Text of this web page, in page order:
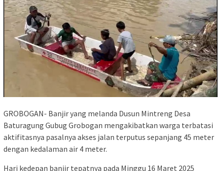
GROBOGAN- Banjir yang melanda Dusun Mintreng Desa
Baturagung Gubug Grobogan mengakibatkan warga terbatasi
aktifitasnya pasalnya akses jalan terputus sepanjang 45 meter
dengan kedalaman air 4 meter.
Hari kedepan banjir tepatnya pada Minggu 16 Maret 2025